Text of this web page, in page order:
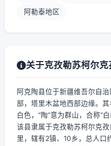
阿勒泰地区
关于克孜勒苏柯尔克
阿克陶县位于新疆维吾尔自
部，塔里木盆地西部边缘。
白色，“陶”意为群山，合称“
该县隶属于克孜勒苏柯尔克
里，辖有2镇、10乡，总人口